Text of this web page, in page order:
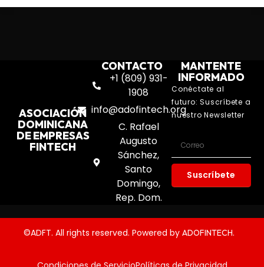
ASOCIACIÓN
DOMINICANA
DE EMPRESAS
FINTECH
CONTACTO
+1 (809) 931-
1908
info@adofintech.org
C. Rafael
Augusto
Sánchez,
Santo
Domingo,
Rep. Dom.
MANTENTE
INFORMADO
Conéctate al
futuro: Suscríbete a
nuestro Newsletter
Suscríbete
©ADFT. All rights reserved. Powered by ADOFINTECH.